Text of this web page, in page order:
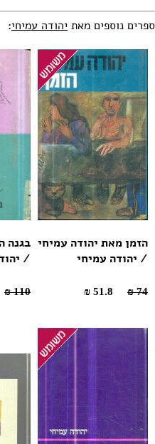
ספרים נוספים מאת יהודה עמיחי:
הזמן מאת יהודה עמיחי
/ יהודה עמיחי
74 ₪
בגנה
/
110 ₪